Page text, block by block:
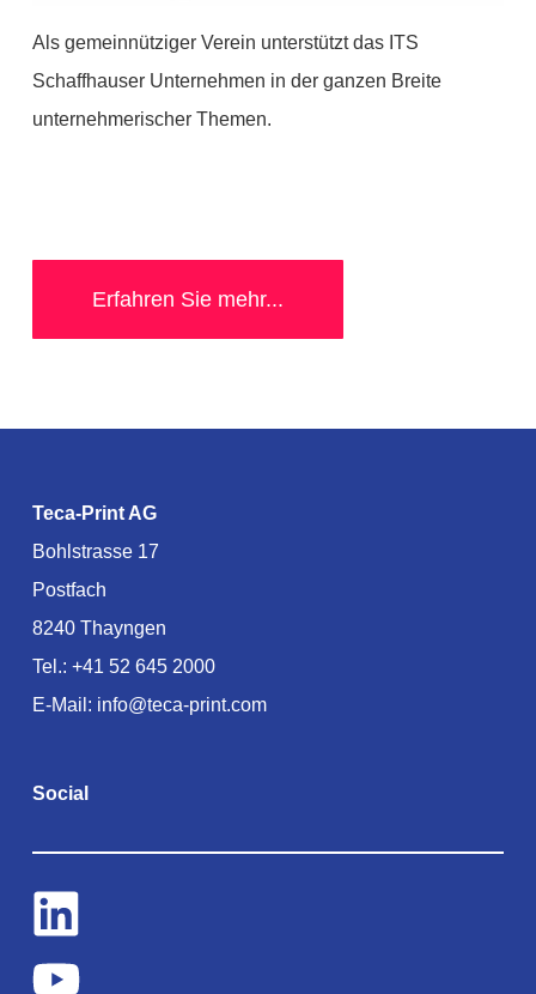
Als gemeinnütziger Verein unterstützt das ITS
Schaffhauser Unternehmen in der ganzen Breite
unternehmerischer Themen.
Erfahren Sie mehr...
Teca-Print AG
Bohlstrasse 17
Postfach
8240 Thayngen
Tel.: +41 52 645 2000
E-Mail: info@teca-print.com
Social